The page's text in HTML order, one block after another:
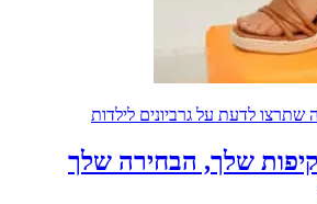
לדעת על גרביונים לילדות
שלך, הבחירה שלך